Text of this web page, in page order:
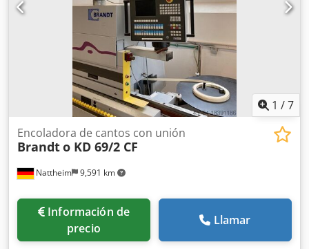
1 /7
Nattheim 9,591 km
Encoladora de cantos con unión
Brandto KD 69/2 CF
Información de
precio
Llamar